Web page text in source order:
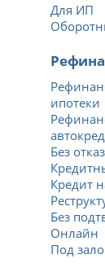
Для ИП
ипотеки
Без
Кредит
Без
Онлайн
Под